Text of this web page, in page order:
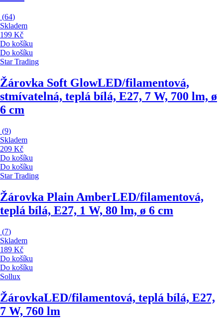
(64)
Skladem
199 Kč
Do košíku
Do košíku
Star Trading
Žárovka Soft GlowLED/filamentová,
stmívatelná, teplá bílá, E27, 7 W, 700 lm, ø
6 cm
(9)
Skladem
209 Kč
Do košíku
Do košíku
Star Trading
Žárovka Plain AmberLED/filamentová,
teplá bílá, E27, 1 W, 80 lm, ø 6 cm
(7)
Skladem
189 Kč
Do košíku
Do košíku
Sollux
ŽárovkaLED/filamentová, teplá bílá, E27,
7 W, 760 lm